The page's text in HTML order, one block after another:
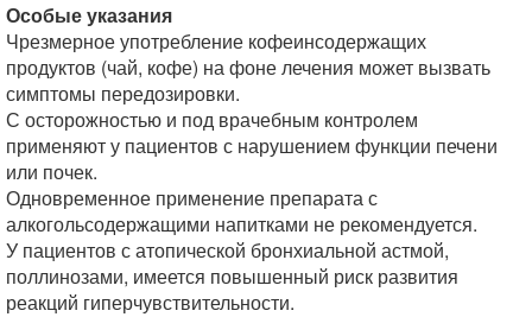
Особые указания
Чрезмерное употребление кофеинсодержащих
продуктов (чай, кофе) на фоне лечения может вызвать
симптомы передозировки.
С осторожностью и под врачебным контролем
применяют у пациентов с нарушением функции печени
или почек.
Одновременное применение препарата с
алкогольсодержащими напитками не рекомендуется.
У пациентов с атопической бронхиальной астмой,
поллинозами, имеется повышенный риск развития
реакций гиперчувствительности.